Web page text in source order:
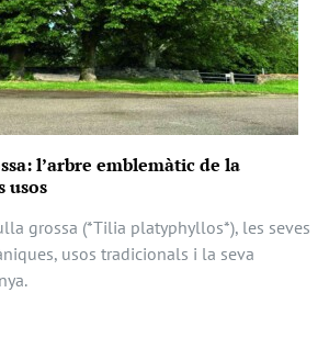
l’arbre emblemàtic de la
usos
grossa (*Tilia platyphyllos*), les seves
usos tradicionals i la seva